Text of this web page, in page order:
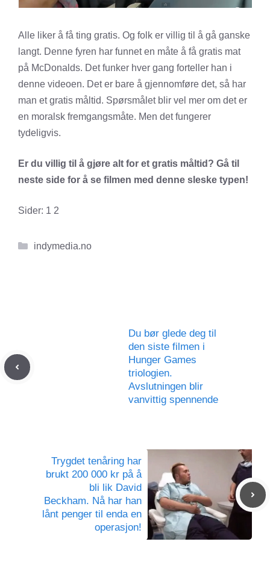
Alle liker å få ting gratis. Og folk er villig til å gå ganske
langt. Denne fyren har funnet en måte å få gratis mat
på McDonalds. Det funker hver gang forteller han i
denne videoen. Det er bare å gjennomføre det, så har
man et gratis måltid. Spørsmålet blir vel mer om det er
en moralsk fremgangsmåte. Men det fungerer
tydeligvis.
Er du villig til å gjøre alt for et gratis måltid? Gå til
neste side for å se filmen med denne sleske typen!
Sider: 1 2
Kategorier
indymedia.no
Du bør glede deg til
den siste filmen i
Hunger Games
triologien.
Avslutningen blir
vanvittig spennende
Trygdet tenåring har
brukt 200 000 kr på å
bli lik David
Beckham. Nå har han
lånt penger til enda en
operasjon!